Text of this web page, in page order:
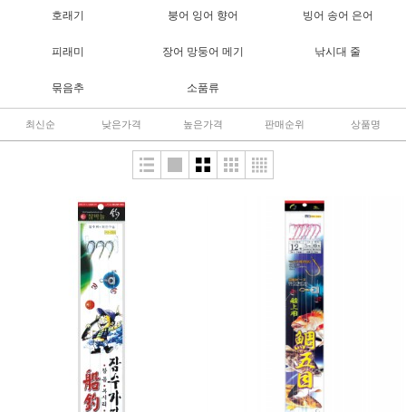
호래기 붕어 잉어 향어 빙어 송어 은어
피래미 장어 망둥어 메기 낚시대 줄
묶음추 소품류
최신순 낮은가격 높은가격 판매순위 상품명